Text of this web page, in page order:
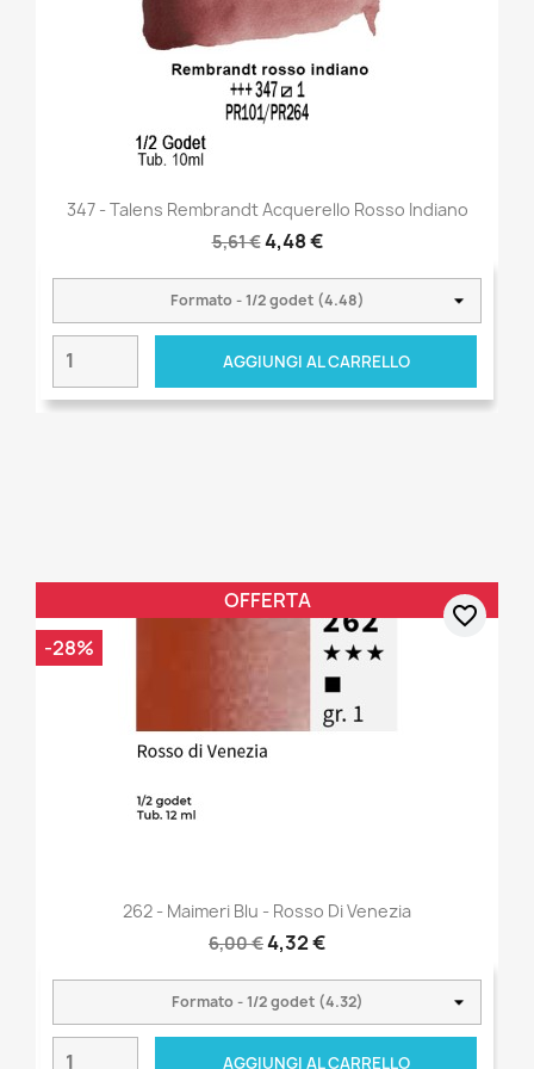
347 - Talens Rembrandt Acquerello Rosso Indiano
5,61 €4,48 €
AGGIUNGI AL CARRELLO
262 - Maimeri Blu - Rosso Di Venezia
6,00 €4,32 €
AGGIUNGI AL CARRELLO
OFFERTA
-28%
favorite_border